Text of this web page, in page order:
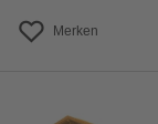
Merken